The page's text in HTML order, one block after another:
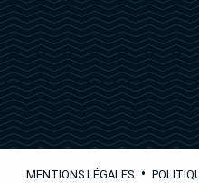
MENTIONS LÉGALES •